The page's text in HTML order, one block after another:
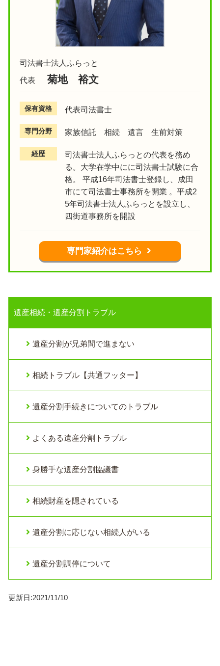
司法書士法人ふらっと
代表
菊地 裕文
保有資格 代表司法書士
専門分野 家族信託 相続 遺言 生前対策
経歴
司法書士法人ふらっとの代表を務め
る。大学在学中にに司法書士試験に合
格。 平成16年司法書士登録し、成田
市にて司法書士事務所を開業 。平成2
5年司法書士法人ふらっとを設立し、
四街道事務所を開設
専門家紹介はこちら
遺産相続・遺産分割トラブル
遺産分割が兄弟間で進まない
相続トラブル【共通フッター】
遺産分割手続きについてのトラブル
よくある遺産分割トラブル
身勝手な遺産分割協議書
相続財産を隠されている
遺産分割に応じない相続人がいる
遺産分割調停について
更新日:2021/11/10